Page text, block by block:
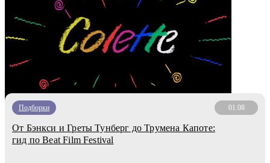
Подборки 01.08
От Бэнкси и Греты Тунберг до Трумена Капоте:
гид по Beat Film Festival